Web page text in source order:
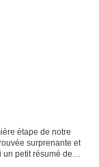
étape de notre
surprenante et
un petit résumé de